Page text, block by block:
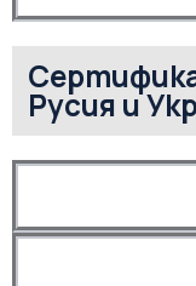
Русия и